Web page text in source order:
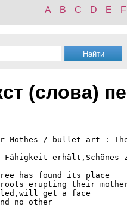
A
B C D E F
(слова)
Mothes / bullet art :
has found its place
erupting their
get a face
no other